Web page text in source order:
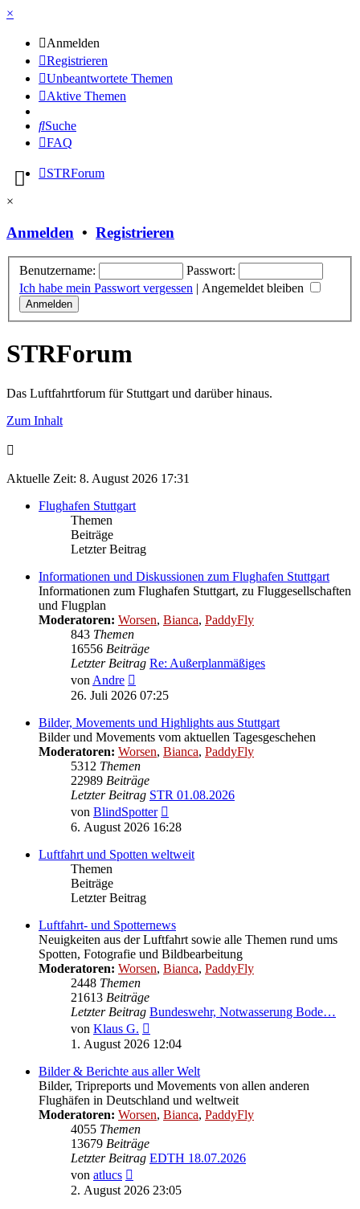
×
Anmelden
Registrieren
Unbeantwortete Themen
Aktive Themen
Suche
FAQ
STRForum
×
Anmelden • Registrieren
Benutzername:
Passwort:
Ich habe mein Passwort vergessen | Angemeldet bleiben
STRForum
Das Luftfahrtforum für Stuttgart und darüber hinaus.
Zum Inhalt
Aktuelle Zeit: 8. August 2026 17:31
Flughafen Stuttgart
Themen
Beiträge
Letzter Beitrag
Informationen und Diskussionen zum Flughafen Stuttgart
Informationen zum Flughafen Stuttgart, zu Fluggesellschaften
und Flugplan
Moderatoren: Worsen, Bianca, PaddyFly
843 Themen
16556 Beiträge
Letzter Beitrag Re: Außerplanmäßiges
von Andre
Beitrag
26. Juli 2026 07:25
Bilder, Movements und Highlights aus Stuttgart
Bilder und Movements vom aktuellen Tagesgeschehen
Moderatoren: Worsen, Bianca, PaddyFly
5312 Themen
22989 Beiträge
Letzter Beitrag STR 01.08.2026
von BlindSpotter
Beitrag
6. August 2026 16:28
Luftfahrt und Spotten weltweit
Themen
Beiträge
Letzter Beitrag
Luftfahrt- und Spotternews
Neuigkeiten aus der Luftfahrt sowie alle Themen rund ums
Spotten, Fotografie und Bildbearbeitung
Moderatoren: Worsen, Bianca, PaddyFly
2448 Themen
21613 Beiträge
Letzter Beitrag Bundeswehr, Notwasserung Bode…
von Klaus G.
Beitrag
1. August 2026 12:04
Bilder & Berichte aus aller Welt
Bilder, Tripreports und Movements von allen anderen
Flughäfen in Deutschland und weltweit
Moderatoren: Worsen, Bianca, PaddyFly
4055 Themen
13679 Beiträge
Letzter Beitrag EDTH 18.07.2026
von atlucs
Beitrag
2. August 2026 23:05